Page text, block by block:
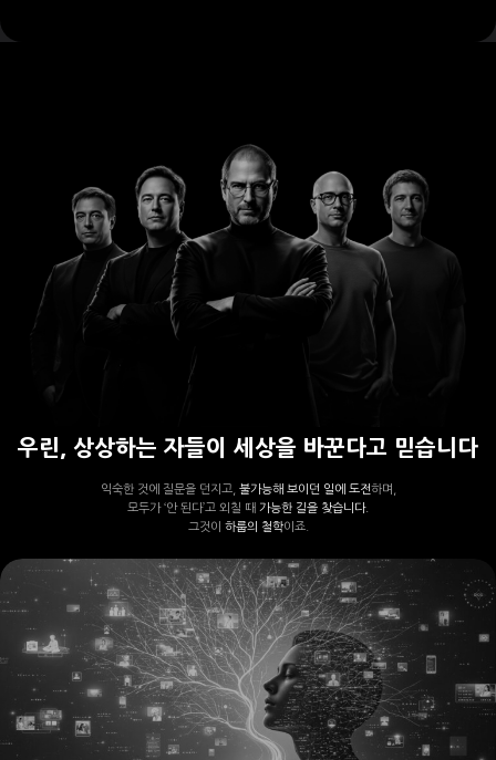
우린, 상상하는 자들이 세상을 바꾼다고 믿습니다
익숙한 것에 질문을 던지고, 불가능해 보이던 일에 도전하며,
모두가 ‘안 된다’고 외칠 때 가능한 길을 찾습니다.
그것이 하룹의 철학이죠.